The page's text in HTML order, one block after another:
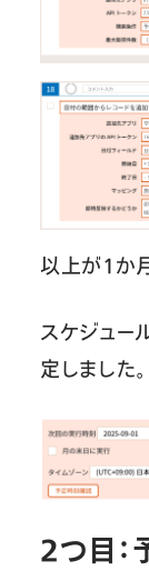
以上が1か
スケジュー
定しました。
2つ目